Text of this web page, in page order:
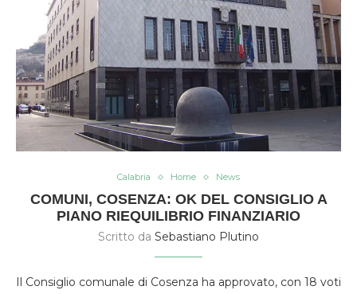
Calabria Home News
COMUNI, COSENZA: OK DEL CONSIGLIO A
PIANO RIEQUILIBRIO FINANZIARIO
Scritto da Sebastiano Plutino
Il Consiglio comunale di Cosenza ha approvato, con 18 voti